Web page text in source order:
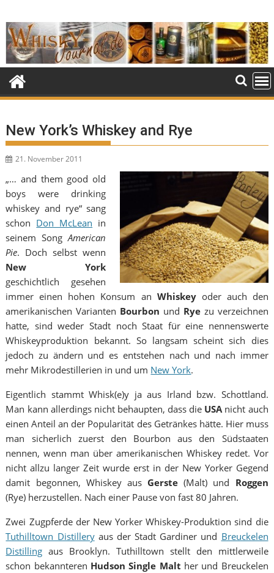
to
content
New York’s Whiskey and Rye
21. November 2011
„… and them good old
boys were drinking
whiskey and rye“ sang
schon Don McLean in
seinem SongAmerican
Pie. Doch selbst wenn
New York
geschichtlich gesehen
immer einen hohen Konsum an Whiskey oder auch den
amerikanischen Varianten Bourbon und Rye zu verzeichnen
hatte, sind weder Stadt noch Staat für eine nennenswerte
Whiskeyproduktion bekannt. So langsam scheint sich dies
jedoch zu ändern und es entstehen nach und nach immer
mehr Mikrodestillerien in und um New York.
Eigentlich stammt Whisk(e)y ja aus Irland bzw. Schottland.
Man kann allerdings nicht behaupten, dass die USA nicht auch
einen Anteil an der Popularität des Getränkes hätte. Hier muss
man sicherlich zuerst den Bourbon aus den Südstaaten
nennen, wenn man über amerikanischen Whiskey redet. Vor
nicht allzu langer Zeit wurde erst in der New Yorker Gegend
damit begonnen, Whiskey aus Gerste(Malt) und Roggen
(Rye) herzustellen. Nach einer Pause von fast 80 Jahren.
Zwei Zugpferde der New Yorker Whiskey-Produktion sind die
Tuthilltown Distilleryaus der Stadt Gardiner und Breuckelen
Distilling aus Brooklyn. Tuthilltown stellt den mittlerweile
schon bekannteren Hudson Single Malt her und Breuckelen